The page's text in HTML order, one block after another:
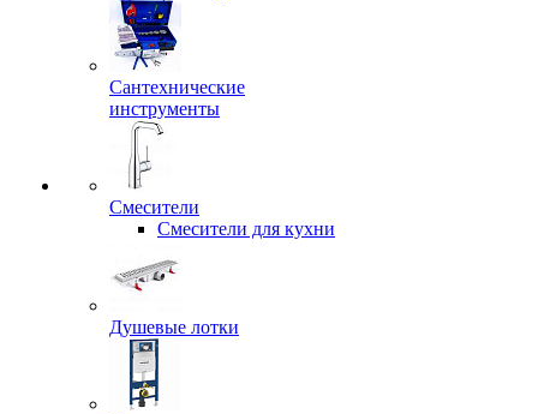
Сантехнические
инструменты
Смесители
Смесители для кухни
Душевые лотки